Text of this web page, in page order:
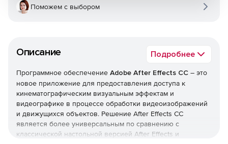
Описание Подробнее
Программное обеспечение Adobe After Effects CC – это
новое приложение для предоставления доступа к
кинематографическим визуальным эффектам и
видеографике в процессе обработки видеоизображений
и движущихся объектов. Решение After Effects CC
является более универсальным по сравнению с
классической настольной версией After Effects и
Поможем с выбором